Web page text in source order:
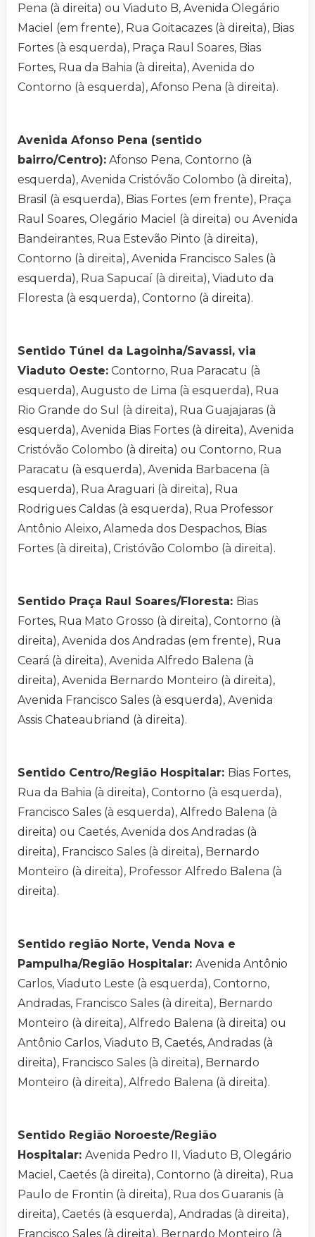
Pena (à direita) ou Viaduto B, Avenida Olegário
Maciel (em frente), Rua Goitacazes (à direita), Bias
Fortes (à esquerda), Praça Raul Soares, Bias
Fortes, Rua da Bahia (à direita), Avenida do
Contorno (à esquerda), Afonso Pena (à direita).
Avenida Afonso Pena (sentido
bairro/Centro): Afonso Pena, Contorno (à
esquerda), Avenida Cristóvão Colombo (à direita),
Brasil (à esquerda), Bias Fortes (em frente), Praça
Raul Soares, Olegário Maciel (à direita) ou Avenida
Bandeirantes, Rua Estevão Pinto (à direita),
Contorno (à direita), Avenida Francisco Sales (à
esquerda), Rua Sapucaí (à direita), Viaduto da
Floresta (à esquerda), Contorno (à direita).
Sentido Túnel da Lagoinha/Savassi, via
Viaduto Oeste: Contorno, Rua Paracatu (à
esquerda), Augusto de Lima (à esquerda), Rua
Rio Grande do Sul (à direita), Rua Guajajaras (à
esquerda), Avenida Bias Fortes (à direita), Avenida
Cristóvão Colombo (à direita) ou Contorno, Rua
Paracatu (à esquerda), Avenida Barbacena (à
esquerda), Rua Araguari (à direita), Rua
Rodrigues Caldas (à esquerda), Rua Professor
Antônio Aleixo, Alameda dos Despachos, Bias
Fortes (à direita), Cristóvão Colombo (à direita).
Sentido Praça Raul Soares/Floresta: Bias
Fortes, Rua Mato Grosso (à direita), Contorno (à
direita), Avenida dos Andradas (em frente), Rua
Ceará (à direita), Avenida Alfredo Balena (à
direita), Avenida Bernardo Monteiro (à direita),
Avenida Francisco Sales (à esquerda), Avenida
Assis Chateaubriand (à direita).
Sentido Centro/Região Hospitalar: Bias Fortes,
Rua da Bahia (à direita), Contorno (à esquerda),
Francisco Sales (à esquerda), Alfredo Balena (à
direita) ou Caetés, Avenida dos Andradas (à
direita), Francisco Sales (à direita), Bernardo
Monteiro (à direita), Professor Alfredo Balena (à
direita).
Sentido região Norte, Venda Nova e
Pampulha/Região Hospitalar: Avenida Antônio
Carlos, Viaduto Leste (à esquerda), Contorno,
Andradas, Francisco Sales (à direita), Bernardo
Monteiro (à direita), Alfredo Balena (à direita) ou
Antônio Carlos, Viaduto B, Caetés, Andradas (à
direita), Francisco Sales (à direita), Bernardo
Monteiro (à direita), Alfredo Balena (à direita).
Sentido Região Noroeste/Região
Hospitalar: Avenida Pedro II, Viaduto B, Olegário
Maciel, Caetés (à direita), Contorno (à direita), Rua
Paulo de Frontin (à direita), Rua dos Guaranis (à
direita), Caetés (à esquerda), Andradas (à direita),
Francisco Sales (à direita), Bernardo Monteiro (à